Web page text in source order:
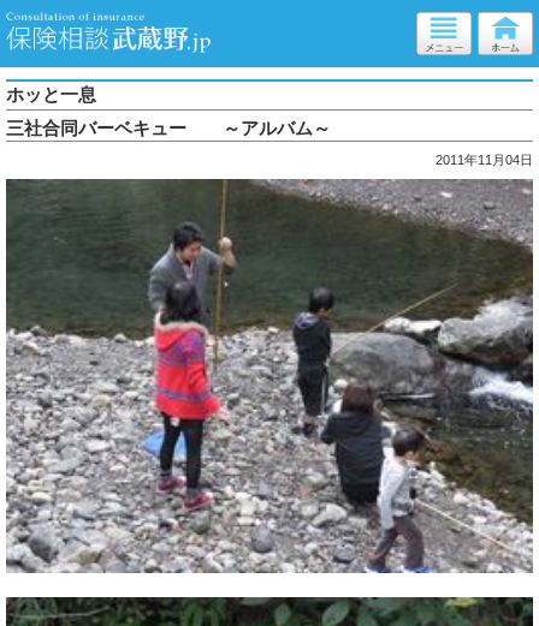
ホッと一息
三社合同バーベキュー ～アルバム～
2011年11月04日